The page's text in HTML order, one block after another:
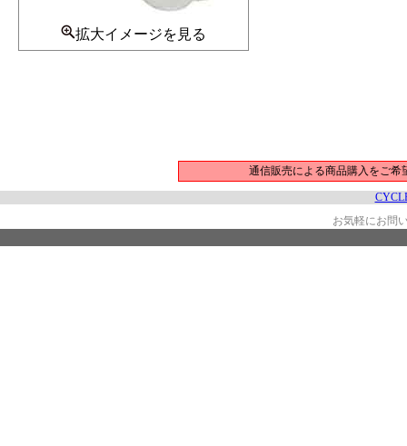
拡大イメージを見る
通信販売による商品購入をご希
お気軽にお問